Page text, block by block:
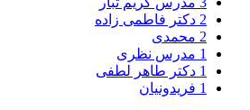
2 دکتر فاطمی زاده
2 محمدی
1 مدرس نظری
1 دکتر طاهر لطفی
1 فریدونیان